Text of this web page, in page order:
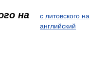
на
с литовского на
английский